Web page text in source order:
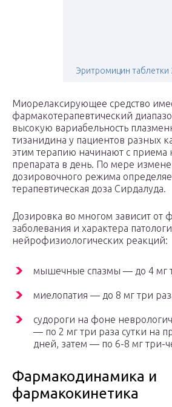
Эритромицин таблетки
Миорелаксирующее средство
фармакотерапевтический
высокую вариабельность
тизанидина у пациентов разных
этим терапию начинают с приема
препарата в день. По мере
дозировочного режима
терапевтическая доза Сирдалуда.
Дозировка во многом зависит от
заболевания и характера
нейрофизиологических реакций:
мышечные спазмы — до 4 мг
миелопатия — до 8 мг три
судороги на фоне
— по 2 мг три раза сутки на
дней, затем — по 6-8 мг три-
Фармакодинамика и
фармакокинетика